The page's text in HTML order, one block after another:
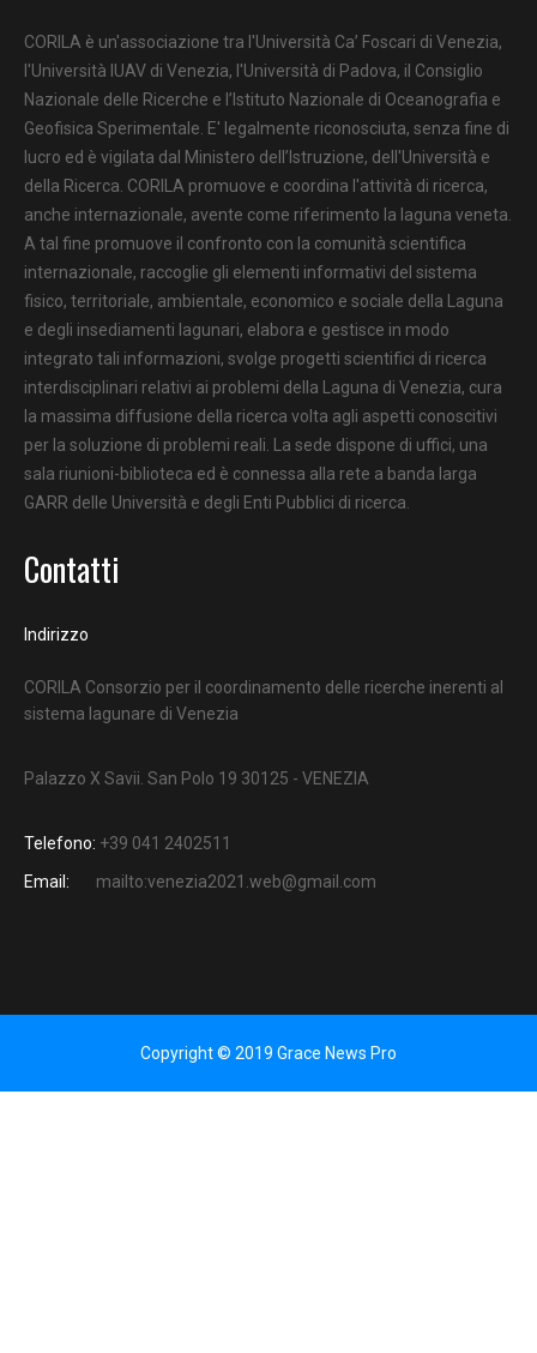
CORILA è un'associazione tra l'Università Ca’ Foscari di Venezia,
l'Università IUAV di Venezia, l'Università di Padova, il Consiglio
Nazionale delle Ricerche e l’Istituto Nazionale di Oceanografia e
Geofisica Sperimentale. E' legalmente riconosciuta, senza fine di
lucro ed è vigilata dal Ministero dell’Istruzione, dell'Università e
della Ricerca. CORILA promuove e coordina l'attività di ricerca,
anche internazionale, avente come riferimento la laguna veneta.
A tal fine promuove il confronto con la comunità scientifica
internazionale, raccoglie gli elementi informativi del sistema
fisico, territoriale, ambientale, economico e sociale della Laguna
e degli insediamenti lagunari, elabora e gestisce in modo
integrato tali informazioni, svolge progetti scientifici di ricerca
interdisciplinari relativi ai problemi della Laguna di Venezia, cura
la massima diffusione della ricerca volta agli aspetti conoscitivi
per la soluzione di problemi reali. La sede dispone di uffici, una
sala riunioni-biblioteca ed è connessa alla rete a banda larga
GARR delle Università e degli Enti Pubblici di ricerca.
Contatti
Indirizzo
CORILA Consorzio per il coordinamento delle ricerche inerenti al
sistema lagunare di Venezia
Palazzo X Savii. San Polo 19 30125 - VENEZIA
Telefono: +39 041 2402511
Email:
mailto:venezia2021.web@gmail.com
Copyright © 2019 Grace News Pro